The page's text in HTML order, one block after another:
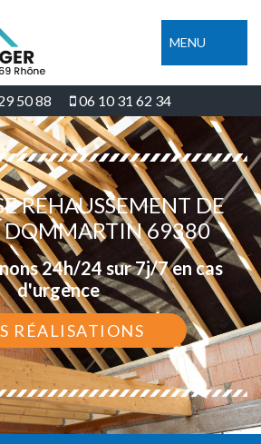
MENU
50 88 06 10 31 62 34
REHAUSSEMENT DE
DOMMARTIN 69380
24h/24 sur 7j/7 en cas
d'urgence
RÉALISATIONS